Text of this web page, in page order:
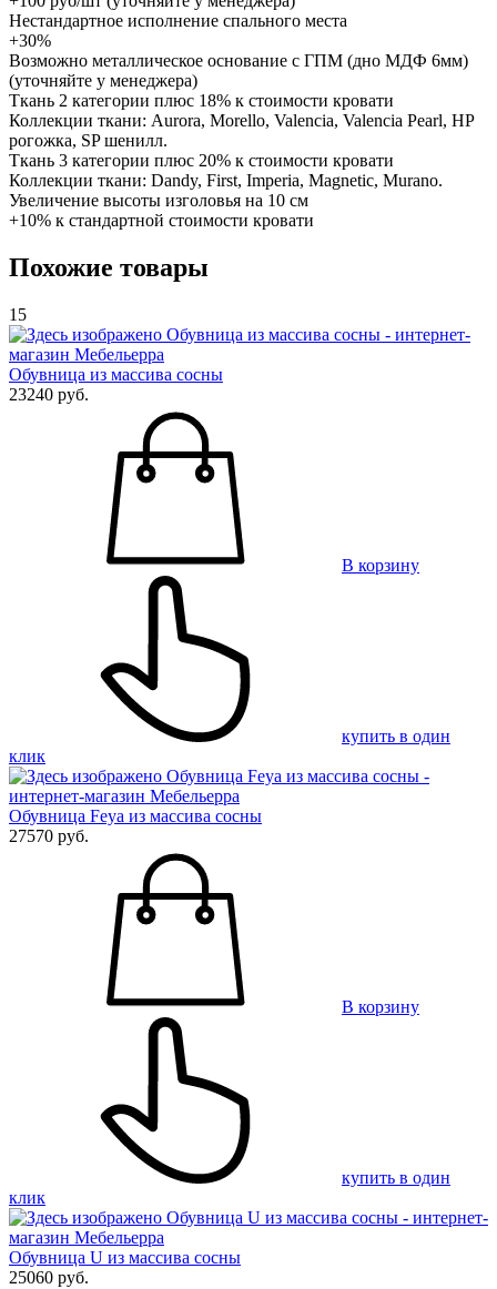
Нестандартное исполнение спального места
+30%
Возможно металлическое основание с ГПМ (дно МДФ 6мм)
(уточняйте у менеджера)
Ткань 2 категории плюс 18% к стоимости кровати
Коллекции ткани: Aurora, Morello, Valencia, Valencia Pearl, HP
рогожка, SP шенилл.
Ткань 3 категории плюс 20% к стоимости кровати
Коллекции ткани: Dandy, First, Imperia, Magnetic, Murano.
Увеличение высоты изголовья на 10 см
+10% к стандартной стоимости кровати
Похожие товары
15
Обувница из массива сосны
23240 руб.
В корзину
купить в один
клик
Обувница Feya из массива сосны
27570 руб.
В корзину
купить в один
клик
Обувница U из массива сосны
25060 руб.